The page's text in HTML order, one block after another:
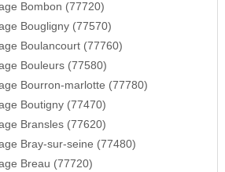
Bombon (77720)
Bougligny (77570)
Boulancourt (77760)
Bouleurs (77580)
Bourron-marlotte (77780)
Boutigny (77470)
Bransles (77620)
Bray-sur-seine (77480)
Breau (77720)